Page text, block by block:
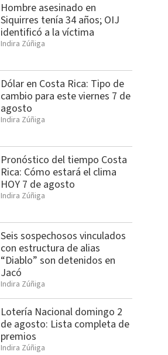
Hombre asesinado en
Siquirres tenía 34 años; OIJ
identificó a la víctima
Indira Zúñiga
Dólar en Costa Rica: Tipo de
cambio para este viernes 7 de
agosto
Indira Zúñiga
Pronóstico del tiempo Costa
Rica: Cómo estará el clima
HOY 7 de agosto
Indira Zúñiga
Seis sospechosos vinculados
con estructura de alias
“Diablo” son detenidos en
Jacó
Indira Zúñiga
Lotería Nacional domingo 2
de agosto: Lista completa de
premios
Indira Zúñiga